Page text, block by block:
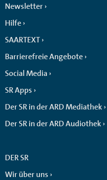
Newsletter
Hilfe
SAARTEXT
Barrierefreie Angebote
Social Media
SR Apps
Der SR in der ARD Mediathek
Der SR in der ARD Audiothek
DER SR
Wir über uns